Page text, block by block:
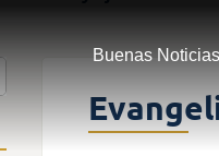
Buenas Noticias